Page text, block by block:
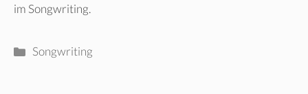
im Songwriting.
Kategorien
Songwriting